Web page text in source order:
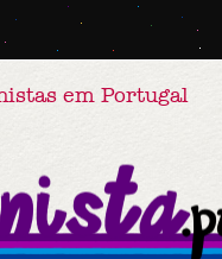
em Portugal